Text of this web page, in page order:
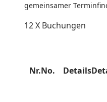
gemeinsamer
12 X Buchungen
Nr.No. Details